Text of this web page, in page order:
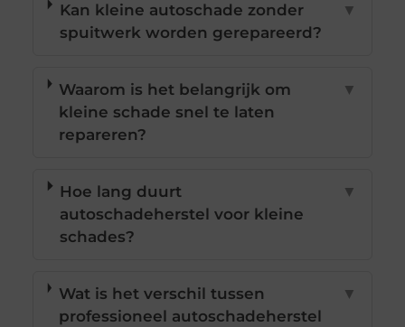
Kan kleine autoschade zonder
spuitwerk worden gerepareerd?
▼
Waarom is het belangrijk om
kleine schade snel te laten
repareren?
▼
Hoe lang duurt
autoschadeherstel voor kleine
schades?
▼
Wat is het verschil tussen
professioneel autoschadeherstel
▼